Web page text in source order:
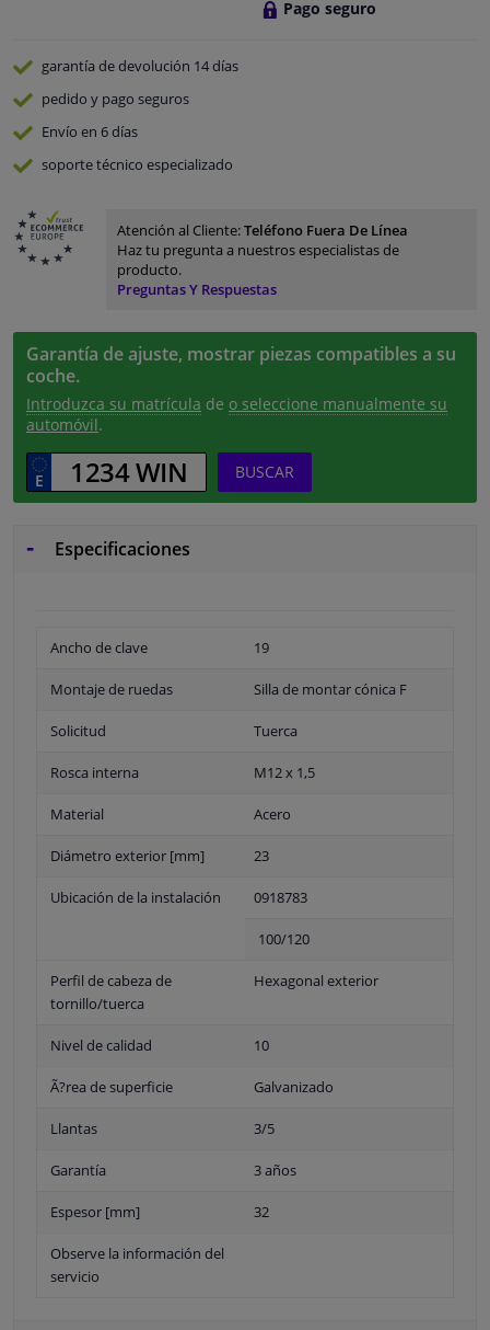
Pago seguro
garantía de devolución 14 días
pedido y pago seguros
Envío en 6 días
soporte técnico especializado
Atención al Cliente:Teléfono Fuera De Línea
Haz tu pregunta a nuestros especialistas de
producto.
Preguntas Y Respuestas
Garantía de ajuste, mostrar piezas compatibles a su
coche.
Introduzca su matrícula de o seleccione manualmente su
automóvil.
BUSCAR
Especificaciones
Ancho de clave 19
Montaje de ruedas Silla de montar cónica F
Solicitud Tuerca
Rosca interna M12 x 1,5
Material Acero
Diámetro exterior [mm] 23
Ubicación de la instalación 0918783
100/120
Perfil de cabeza de
tornillo/tuerca
Hexagonal exterior
Nivel de calidad 10
Ã?rea de superficie Galvanizado
Llantas 3/5
Garantía 3 años
Espesor [mm] 32
Observe la información del
servicio